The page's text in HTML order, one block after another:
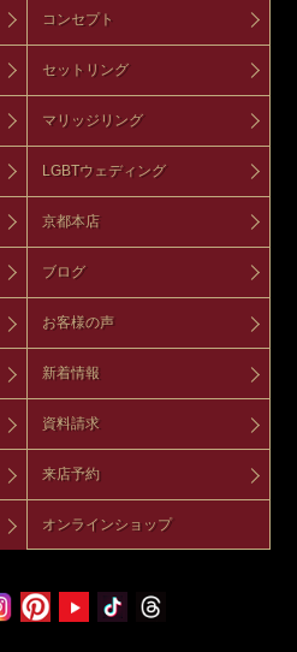
コンセプト
セットリング
マリッジリング
LGBTウェディング
京都本店
ブログ
お客様の声
新着情報
資料請求
来店予約
オンラインショップ